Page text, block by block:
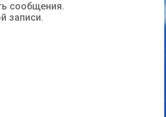
сообщения.
записи.